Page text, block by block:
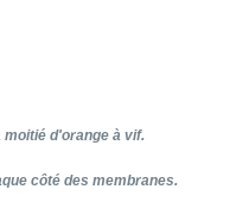
moitié d'orange à vif.
côté des membranes.